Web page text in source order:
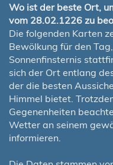
Wo ist der beste Ort,
vom 28.02.1226 zu
Die folgenden Karten
Bewölkung für den
Sonnenfinsternis
sich der Ort entlang
der die besten
Himmel bietet.
Gegenenheiten
Wetter an seinem
informieren.